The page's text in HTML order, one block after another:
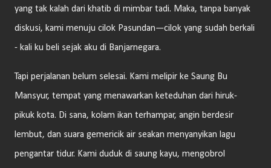
yang tak kalah dari khatib di mimbar tadi. Maka, tanpa banyak
diskusi, kami menuju cilok Pasundan—cilok yang sudah berkali
- kali ku beli sejak aku di Banjarnegara.
Tapi perjalanan belum selesai. Kami melipir ke Saung Bu
Mansyur, tempat yang menawarkan keteduhan dari hiruk-
pikuk kota. Di sana, kolam ikan terhampar, angin berdesir
lembut, dan suara gemericik air seakan menyanyikan lagu
pengantar tidur. Kami duduk di saung kayu, mengobrol